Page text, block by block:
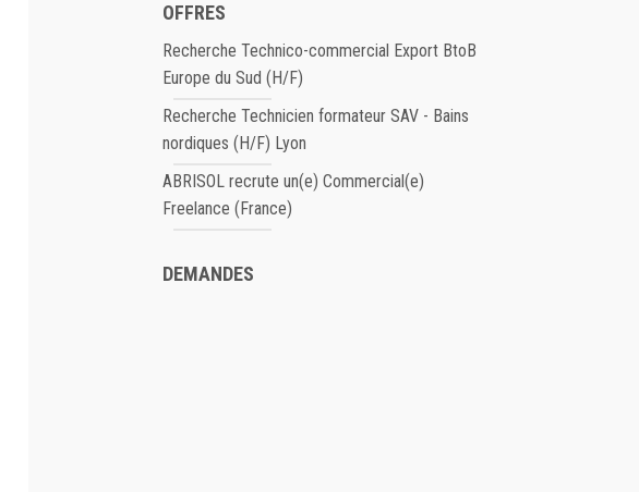
OFFRES
Recherche Technico-commercial Export BtoB
Europe du Sud (H/F)
Recherche Technicien formateur SAV - Bains
nordiques (H/F) Lyon
ABRISOL recrute un(e) Commercial(e)
Freelance (France)
DEMANDES